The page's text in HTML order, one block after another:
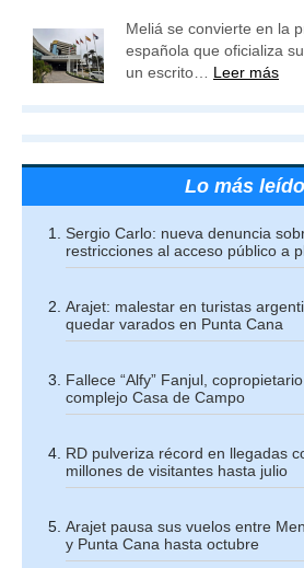
Meliá se convierte en la
española que oficializa
un escrito… Leer más
Lo más leído
Sergio Carlo: nueva denuncia
restricciones al acceso público a
Arajet: malestar en turistas
quedar varados en Punta Cana
Fallece “Alfy” Fanjul,
complejo Casa de Campo
RD pulveriza récord en llegadas
millones de visitantes hasta julio
Arajet pausa sus vuelos entre
y Punta Cana hasta octubre